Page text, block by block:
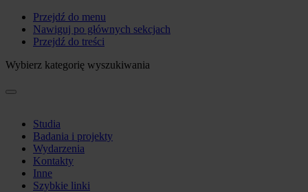
Przejdź do menu
Nawiguj po głównych sekcjach
Przejdź do treści
Wybierz kategorię wyszukiwania
Studia
Badania i projekty
Wydarzenia
Kontakty
Inne
Szybkie linki